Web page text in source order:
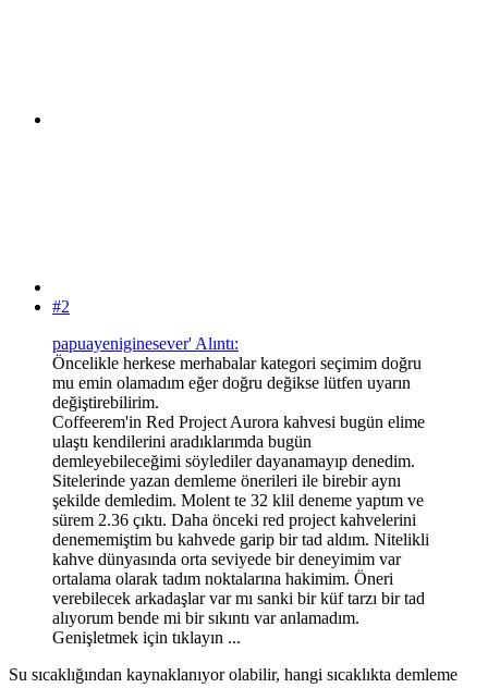
#2
papuayeniginesever' Alıntı:
Öncelikle herkese merhabalar kategori seçimim doğru
mu emin olamadım eğer doğru değikse lütfen uyarın
değiştirebilirim.
Coffeerem'in Red Project Aurora kahvesi bugün elime
ulaştı kendilerini aradıklarımda bugün
demleyebileceğimi söylediler dayanamayıp denedim.
Sitelerinde yazan demleme önerileri ile birebir aynı
şekilde demledim. Molent te 32 klil deneme yaptım ve
sürem 2.36 çıktı. Daha önceki red project kahvelerini
denememiştim bu kahvede garip bir tad aldım. Nitelikli
kahve dünyasında orta seviyede bir deneyimim var
ortalama olarak tadım noktalarına hakimim. Öneri
verebilecek arkadaşlar var mı sanki bir küf tarzı bir tad
alıyorum bende mi bir sıkıntı var anlamadım.
Genişletmek için tıklayın ...
Su sıcaklığından kaynaklanıyor olabilir, hangi sıcaklıkta demleme